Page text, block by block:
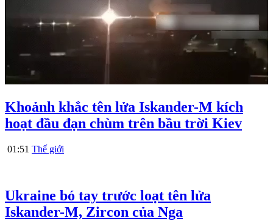
Khoảnh khắc tên lửa Iskander-M kích
hoạt đầu đạn chùm trên bầu trời Kiev
01:51 Thế giới
Ukraine bó tay trước loạt tên lửa
Iskander-M, Zircon của Nga